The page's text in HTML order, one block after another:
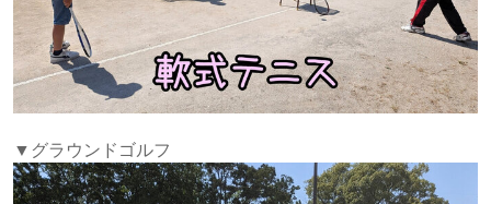
▼グラウンドゴルフ